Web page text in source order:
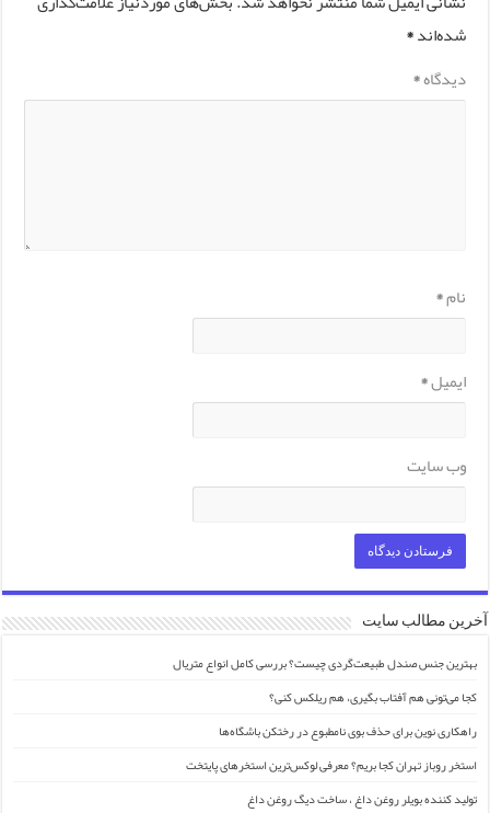
شده‌اند*
دیدگاه*
نام*
ایمیل*
وب‌ سایت
آخرین مطالب سایت
بهترین جنس صندل طبیعت‌گردی چیست؟ بررسی کامل انواع متریال
کجا می‌تونی هم آفتاب بگیری، هم ریلکس کنی؟
راهکاری نوین برای حذف بوی نامطبوع در رختکن باشگاه‌ها
استخر روباز تهران کجا بریم؟ معرفی لوکس‌ترین استخرهای پایتخت
تولید کننده بویلر روغن داغ ، ساخت دیگ روغن داغ